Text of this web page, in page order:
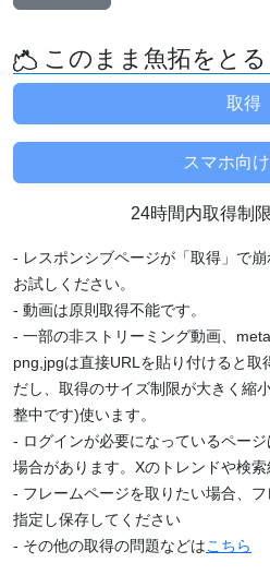
このまま魚拓をとる
24時間内取得制
- レスポンシブページが「取得」で
お試しください。
- 動画は原則取得不能です。
- 一部の非ストリーミング動画、
png,jpgは直接URLを貼り付けると取
だし、取得のサイズ制限が大きく縮
整中です)使います。
- ログインが必要になっているペー
場合があります。Xのトレンドや検索
- フレームページを取りたい場合、
指定し保存してください
- その他の取得の問題などはこちら